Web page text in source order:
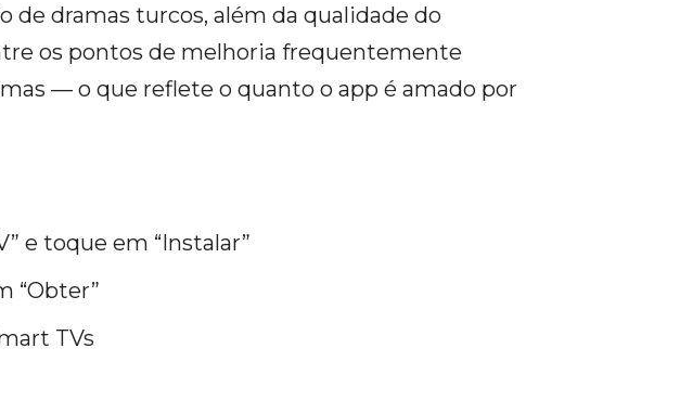
de dramas turcos, além da qualidade do
os pontos de melhoria frequentemente
— o que reflete o quanto o app é amado por
e toque em “Instalar”
“Obter”
TVs